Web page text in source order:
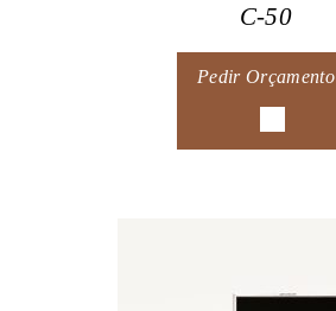
C-50
Pedir Orçamento